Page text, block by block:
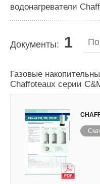
водонагреватели
Документы: 1
Газовые
Chaffoteaux серии